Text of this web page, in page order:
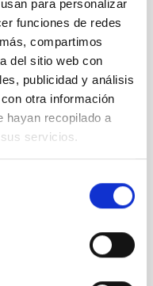
para personalizar
funciones de redes
compartimos
del sitio web con
publicidad y análisis
otra información
hayan recopilado a
servicios.